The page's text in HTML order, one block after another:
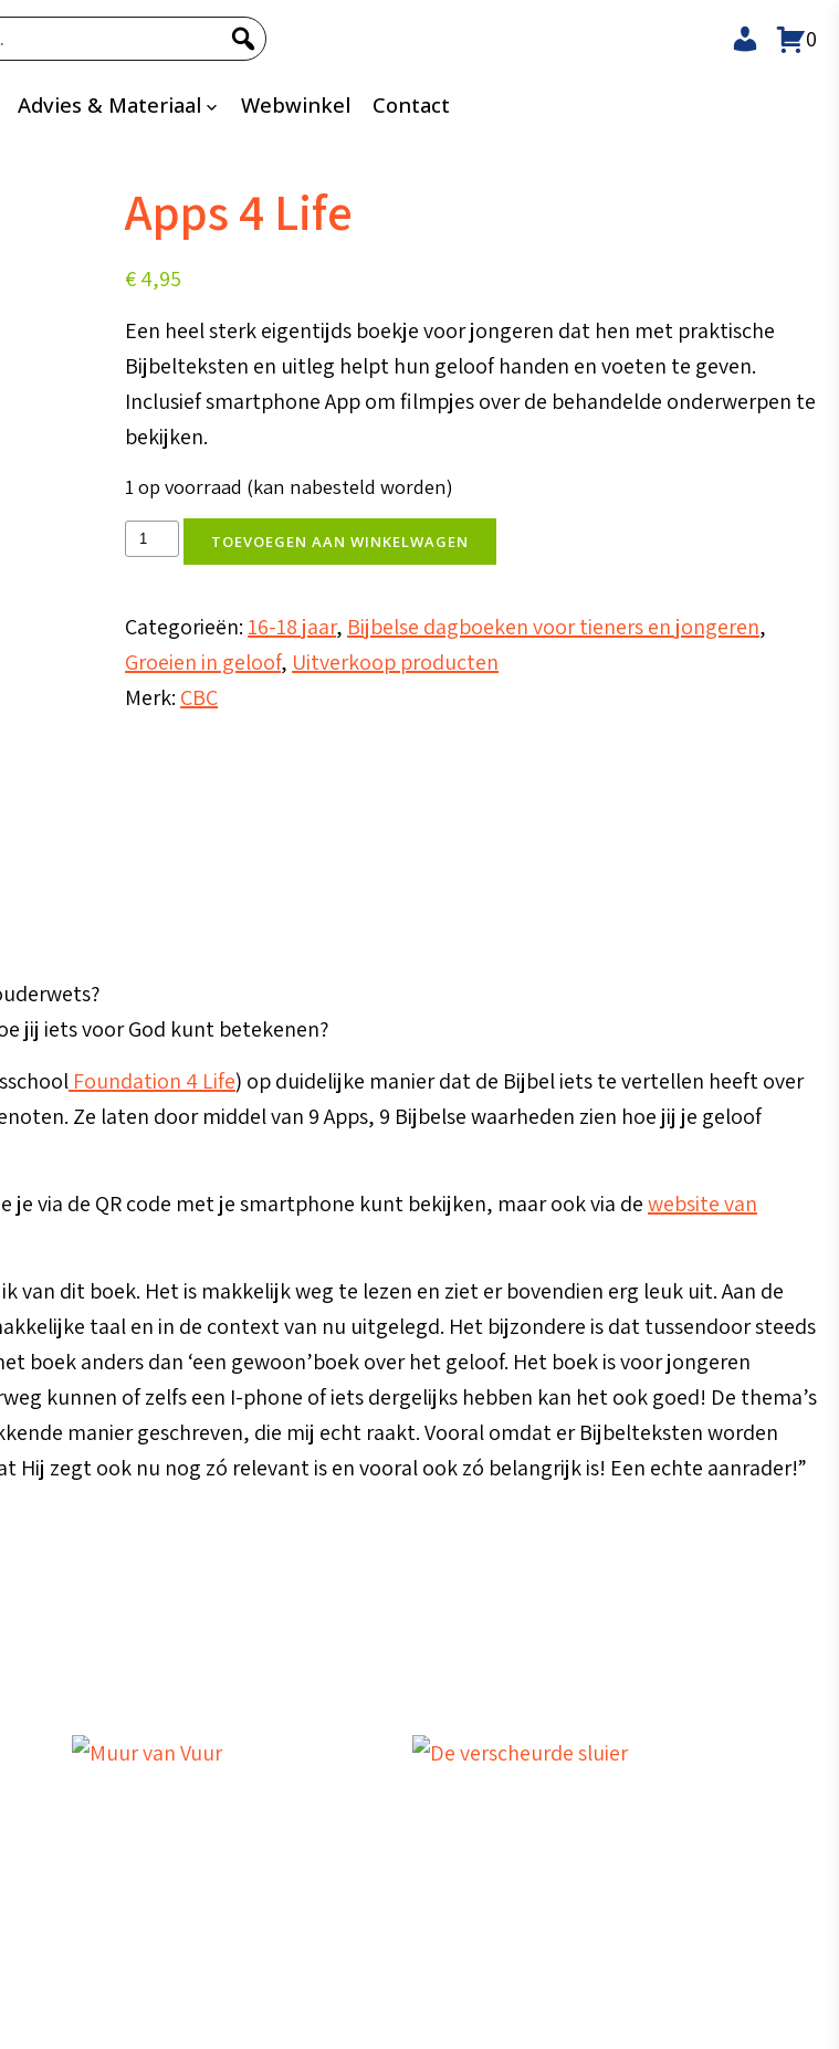
Advies & Materiaal Webwinkel Contact
0
Apps 4 Life
€4,95
Een heel sterk eigentijds boekje voor jongeren dat hen met praktische
Bijbelteksten en uitleg helpt hun geloof handen en voeten te geven.
Inclusief smartphone App om filmpjes over de behandelde onderwerpen te
bekijken.
1 op voorraad (kan nabesteld worden)
Apps
aantal
TOEVOEGEN AAN WINKELWAGEN
Categorieën: 16-18 jaar, Bijbelse dagboeken voor tieners en jongeren,
Groeien in geloof, Uitverkoop producten
Merk: CBC
jij iets voor God kunt betekenen?
Foundation 4 Life) op duidelijke manier dat de Bijbel iets te vertellen heeft over
Ze laten door middel van 9 Apps, 9 Bijbelse waarheden zien hoe jij je geloof
via de QR code met je smartphone kunt bekijken, maar ook via dewebsite van
van dit boek. Het is makkelijk weg te lezen en ziet er bovendien erg leuk uit. Aan de
taal en in de context van nu uitgelegd. Het bijzondere is dat tussendoor steeds
anders dan ‘een gewoon’boek over het geloof. Het boek is voor jongeren
kunnen of zelfs een I-phone of iets dergelijks hebben kan het ook goed! De thema’s
manier geschreven, die mij echt raakt. Vooral omdat er Bijbelteksten worden
zegt ook nu nog zó relevant is en vooral ook zó belangrijk is! Een echte aanrader!”